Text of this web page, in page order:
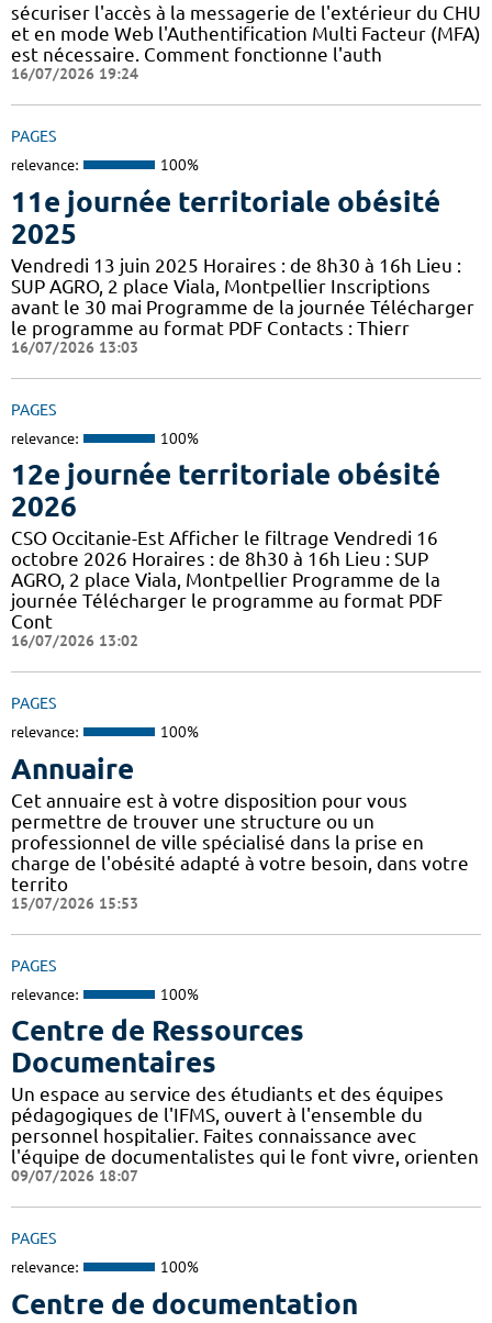
sécuriser l'accès à la messagerie de l'extérieur du CHU
et en mode Web l'Authentification Multi Facteur (MFA)
est nécessaire. Comment fonctionne l'auth
16/07/2026 19:24
PAGES
relevance: 100%
11e journée territoriale obésité
2025
Vendredi 13 juin 2025 Horaires : de 8h30 à 16h Lieu :
SUP AGRO, 2 place Viala, Montpellier Inscriptions
avant le 30 mai Programme de la journée Télécharger
le programme au format PDF Contacts : Thierr
16/07/2026 13:03
PAGES
relevance: 100%
12e journée territoriale obésité
2026
CSO Occitanie-Est Afficher le filtrage Vendredi 16
octobre 2026 Horaires : de 8h30 à 16h Lieu : SUP
AGRO, 2 place Viala, Montpellier Programme de la
journée Télécharger le programme au format PDF
Cont
16/07/2026 13:02
PAGES
relevance: 100%
Annuaire
Cet annuaire est à votre disposition pour vous
permettre de trouver une structure ou un
professionnel de ville spécialisé dans la prise en
charge de l'obésité adapté à votre besoin, dans votre
territo
15/07/2026 15:53
PAGES
relevance: 100%
Centre de Ressources
Documentaires
Un espace au service des étudiants et des équipes
pédagogiques de l'IFMS, ouvert à l'ensemble du
personnel hospitalier. Faites connaissance avec
l'équipe de documentalistes qui le font vivre, orienten
09/07/2026 18:07
PAGES
relevance: 100%
Centre de documentation